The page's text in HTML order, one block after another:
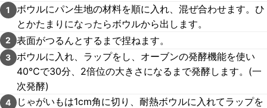
1
ボウルにパン生地の材料を順に入れ、混ぜ合わせます。ひ
とかたまりになったらボウルから出します。
2 表面がつるんとするまで捏ねます。
3 ボウルに入れ、ラップをし、オーブンの発酵機能を使い
40℃で30分、2倍位の大きさになるまで発酵します。(一
次発酵)
4
じゃがいもは1cm角に切り、耐熱ボウルに入れてラップを